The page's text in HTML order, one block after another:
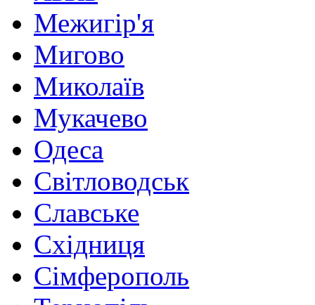
Межигір'я
Мигово
Миколаїв
Мукачево
Одеса
Світловодськ
Славське
Східниця
Сімферополь